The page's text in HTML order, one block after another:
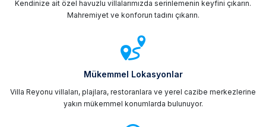
Kendinize ait özel havuzlu villalarımızda serinlemenin keyfini çıkarın.
Mahremiyet ve konforun tadını çıkarın.
Mükemmel Lokasyonlar
Villa Reyonu villaları, plajlara, restoranlara ve yerel cazibe merkezlerine
yakın mükemmel konumlarda bulunuyor.